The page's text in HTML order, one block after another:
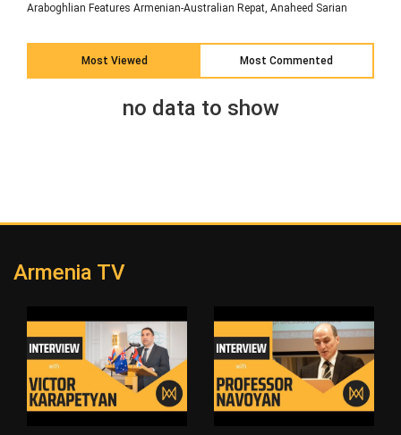
Araboghlian Features Armenian-Australian Repat, Anaheed Sarian
Most Viewed Most Commented
no data to show
Armenia TV